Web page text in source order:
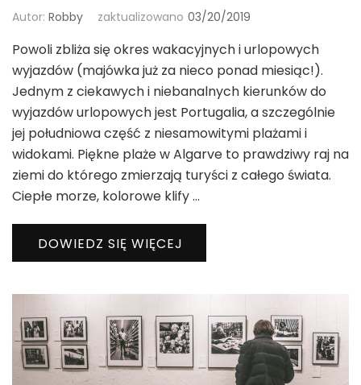
Autor: Robby zaktualizowano 03/20/2019
Powoli zbliża się okres wakacyjnych i urlopowych
wyjazdów (majówka już za nieco ponad miesiąc!).
Jednym z ciekawych i niebanalnych kierunków do
wyjazdów urlopowych jest Portugalia, a szczególnie
jej południowa część z niesamowitymi plażami i
widokami. Piękne plaże w Algarve to prawdziwy raj na
ziemi do którego zmierzają turyści z całego świata.
Ciepłe morze, kolorowe klify …
DOWIEDZ SIĘ WIĘCEJ